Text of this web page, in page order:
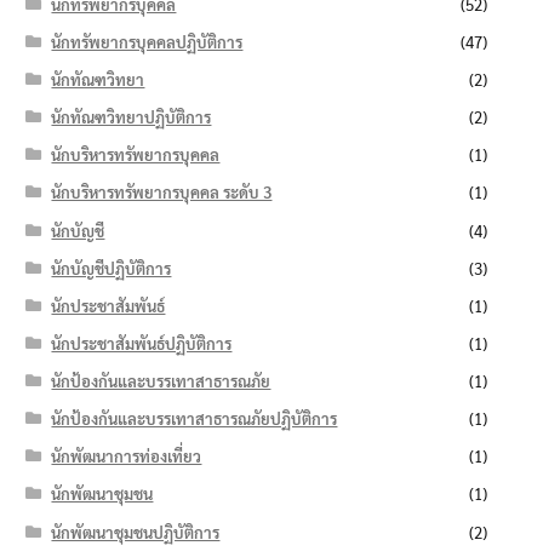
นักทรัพยากรบุคคลปฏิบัติการ
(47)
นักทัณฑวิทยา
(2)
นักทัณฑวิทยาปฏิบัติการ
(2)
นักบริหารทรัพยากรบุคคล
(1)
นักบริหารทรัพยากรบุคคล ระดับ 3
(1)
นักบัญชี
(4)
นักบัญชีปฏิบัติการ
(3)
นักประชาสัมพันธ์
(1)
นักประชาสัมพันธ์ปฏิบัติการ
(1)
นักป้องกันและบรรเทาสาธารณภัย
(1)
นักป้องกันและบรรเทาสาธารณภัยปฏิบัติการ
(1)
นักพัฒนาการท่องเที่ยว
(1)
นักพัฒนาชุมชน
(1)
นักพัฒนาชุมชนปฏิบัติการ
(2)